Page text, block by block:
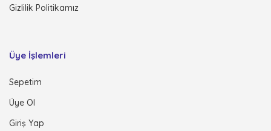
Gizlilik Politikamız
Üye İşlemleri
Sepetim
Üye Ol
Giriş Yap